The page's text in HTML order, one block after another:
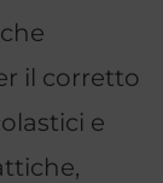
il corretto
e